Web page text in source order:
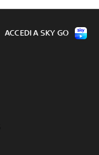
ACCEDI A SKY GO